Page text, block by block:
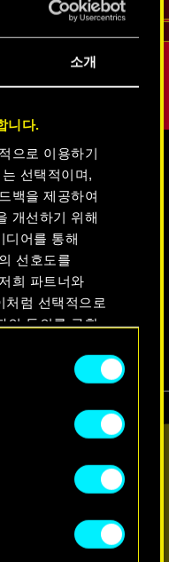
소개
니다.
으로 이용하기
선택적이며,
백을 제공하여
개선하기 위해
디어를 통해
선호도를
희 파트너와
처럼 선택적으로
의 동의를 구할
관련 설정은
할 수 있습니다.
콘셉트 아트